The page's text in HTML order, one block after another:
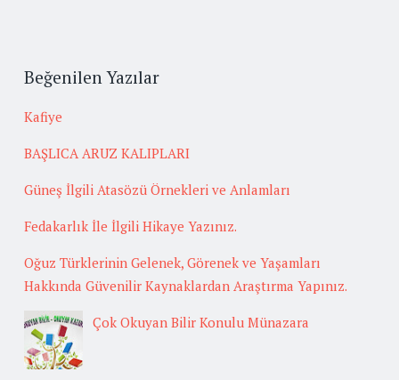
Beğenilen Yazılar
Kafiye
BAŞLICA ARUZ KALIPLARI
Güneş İlgili Atasözü Örnekleri ve Anlamları
Fedakarlık İle İlgili Hikaye Yazınız.
Oğuz Türklerinin Gelenek, Görenek ve Yaşamları
Hakkında Güvenilir Kaynaklardan Araştırma Yapınız.
Çok Okuyan Bilir Konulu Münazara